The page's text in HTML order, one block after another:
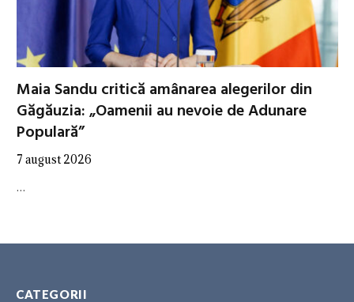
Maia Sandu critică amânarea alegerilor din
Găgăuzia: „Oamenii au nevoie de Adunare
Populară”
7 august 2026
…
CATEGORII